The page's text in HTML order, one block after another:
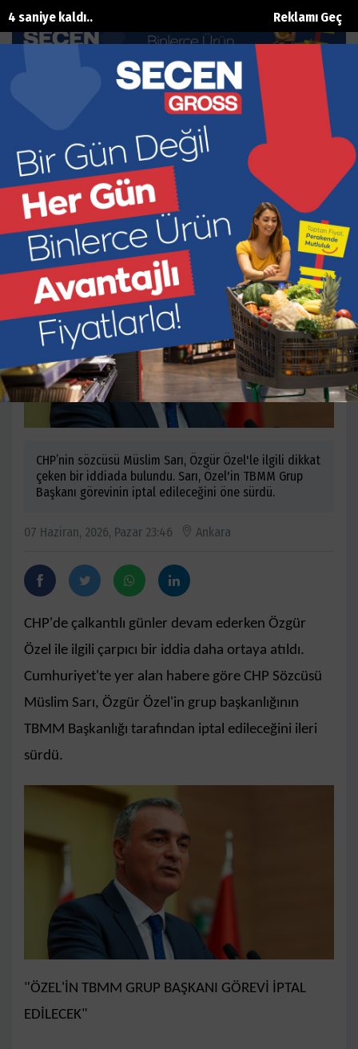
Reklamı Geç
3 saniye kaldı..
Özgür Özel hakkında şok iddia
Ana Sayfa Siyaset
CHP’nin sözcüsü Müslim Sarı, Özgür Özel'le ilgili dikkat
çeken bir iddiada bulundu. Sarı, Özel'in TBMM Grup
Başkanı görevinin iptal edileceğini öne sürdü.
07 Haziran, 2026, Pazar 23:46 Ankara
CHP'de çalkantılı günler devam ederken Özgür
Özel ile ilgili çarpıcı bir iddia daha ortaya atıldı.
Cumhuriyet'te yer alan habere göre CHP Sözcüsü
Müslim Sarı, Özgür Özel'in grup başkanlığının
TBMM Başkanlığı tarafından iptal edileceğini ileri
sürdü.
"ÖZEL'İN TBMM GRUP BAŞKANI GÖREVİ İPTAL
EDİLECEK"